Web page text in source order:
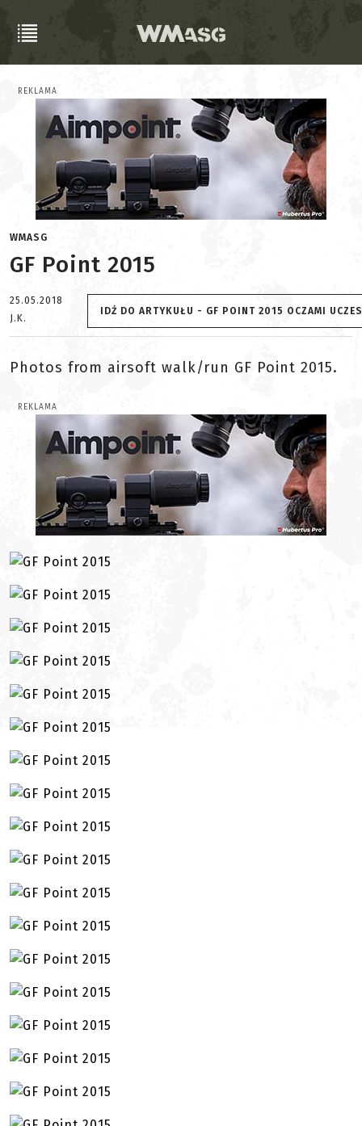
REKLAMA
WMASG
GF Point 2015
25.05.2018
J.K.
IDŹ DO ARTYKUŁU - GF POINT 2015 OCZAMI
Photos from airsoft walk/run GF Point 2015.
REKLAMA